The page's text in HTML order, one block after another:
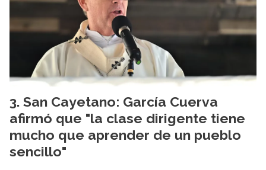
San Cayetano: García Cuerva
afirmó que "la clase dirigente tiene
mucho que aprender de un pueblo
sencillo"